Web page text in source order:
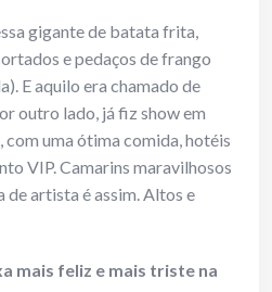
gigante de batata frita,
e pedaços de frango
E aquilo era chamado de
outro lado, já fiz show em
com uma ótima comida, hotéis
VIP. Camarins maravilhosos
de artista é assim. Altos e
mais feliz e mais triste na